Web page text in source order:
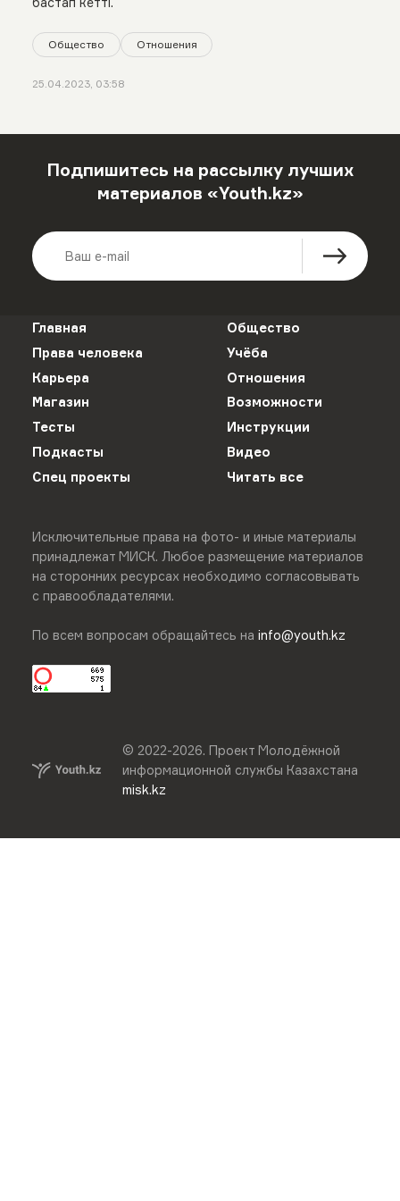
Общество Отношения
25.04.2023, 03:58
Подпишитесь на рассылку лучших
материалов «Youth.kz»
Главная
Общество
Права человека
Учёба
Карьера
Отношения
Магазин
Возможности
Тесты
Инструкции
Подкасты
Видео
Спец проекты
Читать все
Исключительные права на фото- и иные материалы
принадлежат МИСК. Любое размещение материалов
на сторонних ресурсах необходимо согласовывать
с правообладателями.
По всем вопросам обращайтесь на info@youth.kz
© 2022-2026.Проект Молодёжной
информационной службы Казахстана
misk.kz